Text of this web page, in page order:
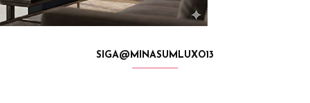
SIGA@MINASUMLUXO13